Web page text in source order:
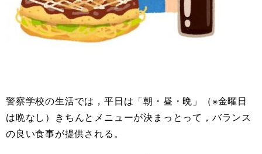
警察学校の生活では，平日は「朝・昼・晩」（※金曜日
は晩なし）きちんとメニューが決まっとって，バランス
の良い食事が提供される。